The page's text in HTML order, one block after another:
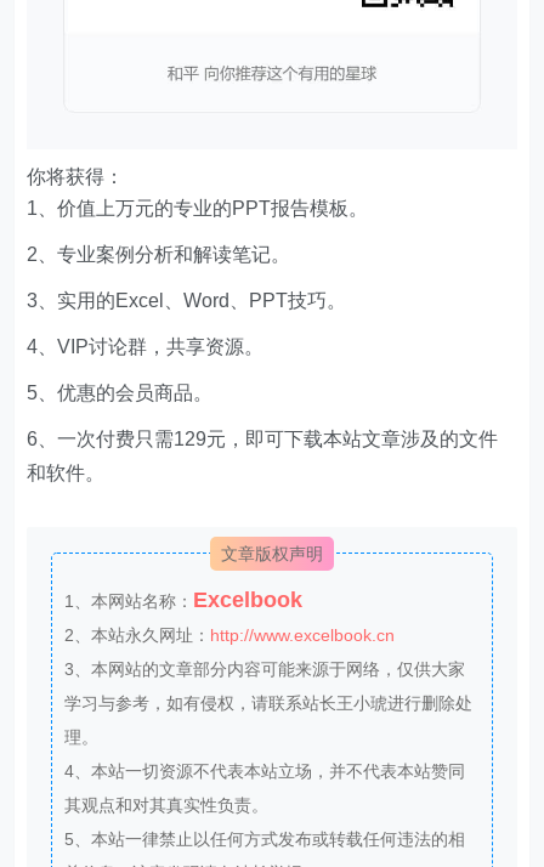
你将获得：
1、价值上万元的专业的PPT报告模板。
2、专业案例分析和解读笔记。
3、实用的Excel、Word、PPT技巧。
4、VIP讨论群，共享资源。
5、优惠的会员商品。
6、一次付费只需129元，即可下载本站文章涉及的文件
和软件。
文章版权声明
1、本网站名称： Excelbook
2、本站永久网址： http://www.excelbook.cn
3、本网站的文章部分内容可能来源于网络，仅供大家
学习与参考，如有侵权，请联系站长王小琥进行删除处
理。
4、本站一切资源不代表本站立场，并不代表本站赞同
其观点和对其真实性负责。
5、本站一律禁止以任何方式发布或转载任何违法的相